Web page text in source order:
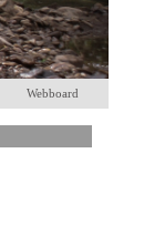
Webboard